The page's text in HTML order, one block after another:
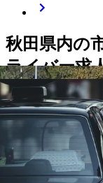
秋田県内の
ライバー求
秋田市 能代市横手
上市大仙市北秋田
町
仙北郡美郷町 雄
【北海道・